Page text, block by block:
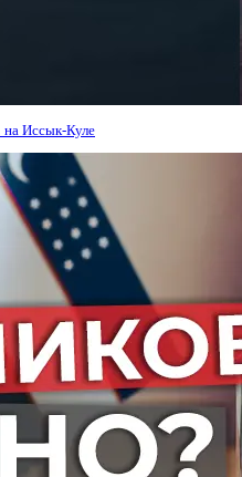
Иссык-Куле